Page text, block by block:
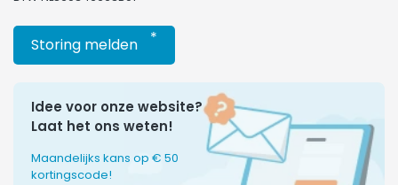
Storing melden *
Idee voor onze website?
Laat het ons weten!
Maandelijks kans op € 50
kortingscode!